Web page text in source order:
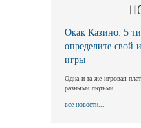
Окак Казино: 5
определите свой
игры
Одна и та же игровая
разными людьми.
все новости...